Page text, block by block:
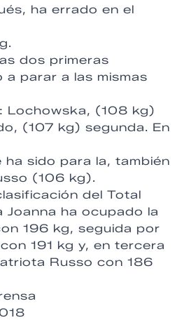
ha errado en el
dos primeras
a parar a las mismas
Lochowska, (108 kg)
(107 kg) segunda. En
sido para la, también
(106 kg).
del Total
Joanna ha ocupado la
196 kg, seguida por
191 kg y, en tercera
Russo con 186